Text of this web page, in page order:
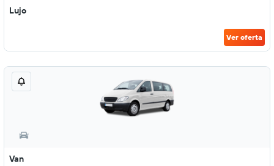
Lujo
Ver oferta
Van